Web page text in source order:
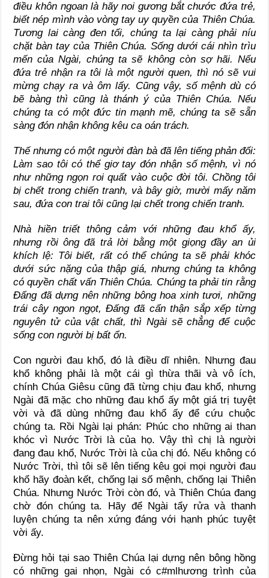
điều khôn ngoan là hãy noi gương bắt chước đứa trẻ,
biết nép mình vào vòng tay uy quyền của Thiên Chúa.
Tương lai càng đen tối, chúng ta lại càng phải níu
chặt bàn tay của Thiên Chúa. Sống dưới cái nhìn trìu
mến của Ngài, chúng ta sẽ không còn sợ hãi. Nếu
đứa trẻ nhận ra tôi là một người quen, thì nó sẽ vui
mừng chạy ra và ôm lấy. Cũng vậy, số mệnh dù có
bẽ bàng thì cũng là thánh ý của Thiên Chúa. Nếu
chúng ta có một đức tin mạnh mẽ, chúng ta sẽ sẵn
sàng đón nhận không kêu ca oán trách.
Thế nhưng có một người đàn bà đã lên tiếng phản đối:
Làm sao tôi có thể giơ tay đón nhận số mệnh, vì nó
như những ngọn roi quất vào cuộc đời tôi. Chồng tôi
bị chết trong chiến tranh, và bây giờ, mười mấy năm
sau, đứa con trai tôi cũng lại chết trong chiến tranh.
Nhà hiền triết thông cảm với những đau khổ ấy,
nhưng rồi ông đã trả lời bằng một giọng đầy an ủi
khích lệ: Tôi biết, rất có thể chúng ta sẽ phải khóc
dưới sức nặng của thập giá, nhưng chúng ta không
có quyền chất vấn Thiên Chúa. Chúng ta phải tin rằng
Đấng đã dựng nên những bông hoa xinh tươi, những
trái cây ngon ngọt, Đấng đã cẩn thận sắp xếp từng
nguyên tử của vật chất, thì Ngài sẽ chẳng để cuộc
sống con người bị bất ổn.
Con người đau khổ, đó là điều dĩ nhiên. Nhưng đau
khổ không phải là một cái gì thừa thãi và vô ích,
chính Chúa Giêsu cũng đã từng chịu đau khổ, nhưng
Ngài đã mặc cho những đau khổ ấy một giá trị tuyệt
vời và đã dùng những đau khổ ấy để cứu chuộc
chúng ta. Rồi Ngài lại phán: Phúc cho những ai than
khóc vì Nước Trời là của họ. Vậy thì chị là người
đang đau khổ, Nước Trời là của chị đó. Nếu không có
Nước Trời, thì tôi sẽ lên tiếng kêu gọi mọi người đau
khổ hãy đoàn kết, chống lại số mệnh, chống lại Thiên
Chúa. Nhưng Nước Trời còn đó, và Thiên Chúa đang
chờ đón chúng ta. Hãy để Ngài tẩy rửa và thanh
luyện chúng ta nên xứng đáng với hạnh phúc tuyệt
vời ấy.
Đừng hỏi tại sao Thiên Chúa lại dựng nên bông hồng
có những gai nhọn, Ngài có c#mlhương trình của